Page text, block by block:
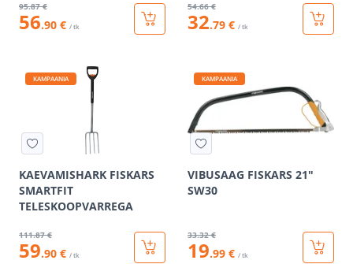
95.87 €
56.90 € / tk
54.66 €
32.79 € / tk
KAMPAANIA
KAEVAMISHARK FISKARS
SMARTFIT
TELESKOOPVARREGA
111.87 €
59.90 € / tk
KAMPAANIA
VIBUSAAG FISKARS 21"
SW30
33.32 €
19.99 € / tk